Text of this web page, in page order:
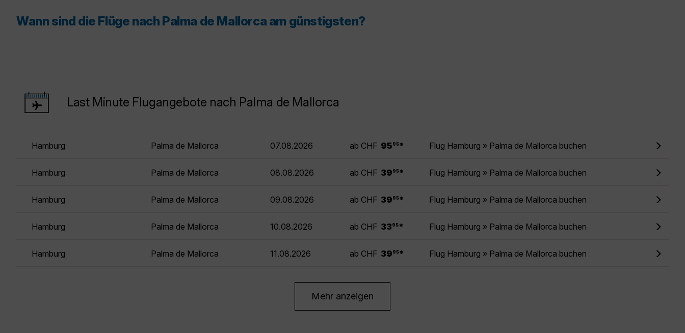
Wann sind die Flüge nach Palma de Mallorca am günstigsten?
Last Minute Flugangebote nach Palma de Mallorca
Hamburg Palma de Mallorca 07.08.2026 ab CHF 95 95 * Flug Hamburg » Palma de Mallorca buchen
Hamburg Palma de Mallorca 08.08.2026 ab CHF 39 95 * Flug Hamburg » Palma de Mallorca buchen
Hamburg Palma de Mallorca 09.08.2026 ab CHF 39 95 * Flug Hamburg » Palma de Mallorca buchen
Hamburg Palma de Mallorca 10.08.2026 ab CHF 33 95 * Flug Hamburg » Palma de Mallorca buchen
Hamburg Palma de Mallorca 11.08.2026 ab CHF 39 95 * Flug Hamburg » Palma de Mallorca buchen
Mehr anzeigen